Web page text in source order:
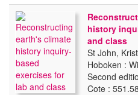
history
and class
St John,
Hoboken :
Second
Cote :